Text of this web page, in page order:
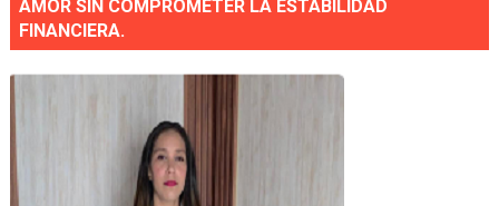
AMOR SIN COMPROMETER LA ESTABILIDAD
FINANCIERA.